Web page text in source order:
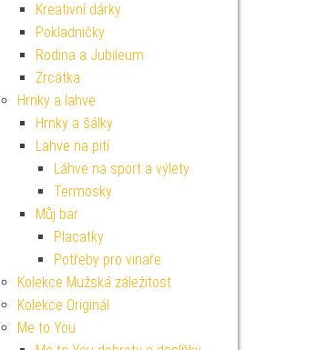
Kreativní dárky
Pokladničky
Rodina a Jubileum
Zrcátka
Hrnky a lahve
Hrnky a šálky
Lahve na pití
Láhve na sport a výlety
Termosky
Můj bar
Placatky
Potřeby pro vinaře
Kolekce Mužská záležitost
Kolekce Originál
Me to You